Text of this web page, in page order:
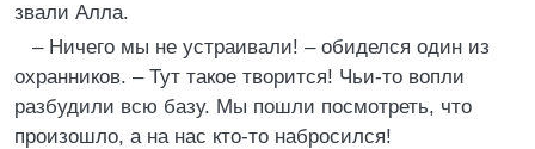
звали Алла.
– Ничего мы не устраивали! – обиделся один из
охранников. – Тут такое творится! Чьи-то вопли
разбудили всю базу. Мы пошли посмотреть, что
произошло, а на нас кто-то набросился!